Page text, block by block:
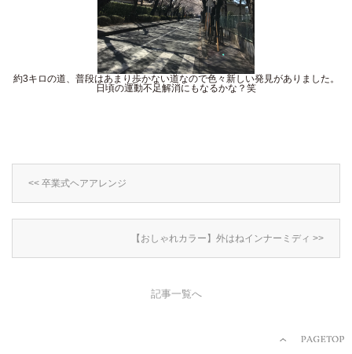
約3キロの道、普段はあまり歩かない道なので色々新しい発見がありました。
日頃の運動不足解消にもなるかな？笑
<< 卒業式ヘアアレンジ
【おしゃれカラー】外はねインナーミディ >>
記事一覧へ